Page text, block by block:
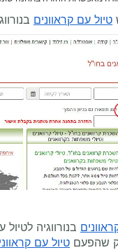
טיול עם קראוונים
בנורווגיה
שהפעם טיול עם